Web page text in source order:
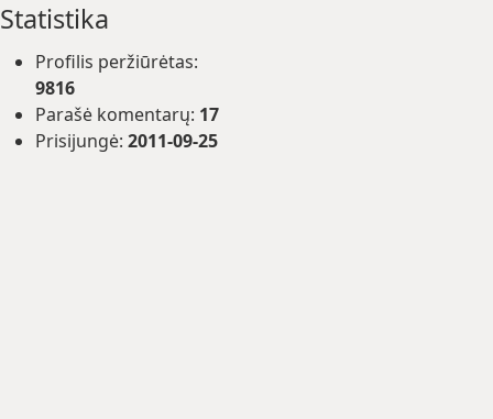
Statistika
Profilis peržiūrėtas:
9816
Parašė komentarų: 17
Prisijungė: 2011-09-25